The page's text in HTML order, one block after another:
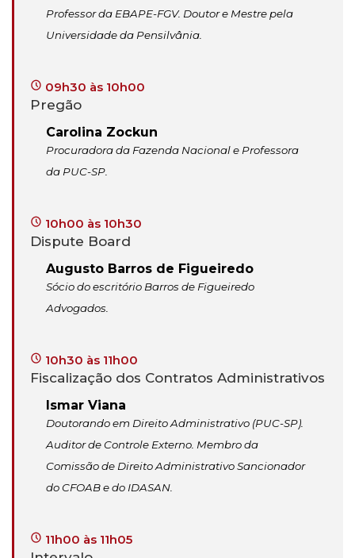
Professor da EBAPE-FGV. Doutor e Mestre pela
Universidade da Pensilvânia.
09h30 às 10h00
Pregão
Carolina Zockun
Procuradora da Fazenda Nacional e Professora
da PUC-SP.
10h00 às 10h30
Dispute Board
Augusto Barros de Figueiredo
Sócio do escritório Barros de Figueiredo
Advogados.
10h30 às 11h00
Fiscalização dos Contratos Administrativos
Ismar Viana
Doutorando em Direito Administrativo (PUC-SP).
Auditor de Controle Externo. Membro da
Comissão de Direito Administrativo Sancionador
do CFOAB e do IDASAN.
11h00 às 11h05